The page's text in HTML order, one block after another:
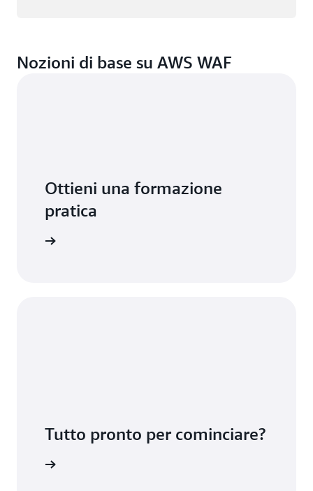
Nozioni di base su AWS WAF
Ottieni una formazione
pratica
Tutto pronto per cominciare?